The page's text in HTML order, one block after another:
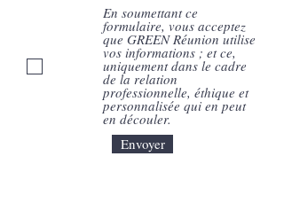
En soumettant ce
formulaire, vous acceptez
que GREEN Réunion utilise
vos informations ; et ce,
uniquement dans le cadre
de la relation
professionnelle, éthique et
personnalisée qui en peut
en découler.
Envoyer